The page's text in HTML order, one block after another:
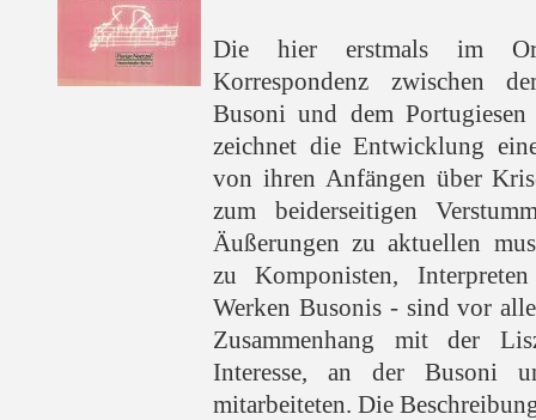
Die hier erstmals im
Korrespondenz zwischen
Busoni und dem
zeichnet die Entwicklung
von ihren Anfängen über
zum beiderseitigen
Äußerungen zu aktuellen
zu Komponisten,
Werken Busonis - sind vor
Zusammenhang mit der
Interesse, an der Busoni
mitarbeiteten. Die